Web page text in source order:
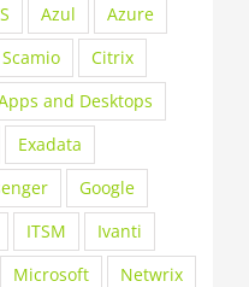
Azul
Azure
Citrix
and Desktops
Exadata
Google
ITSM
Ivanti
Microsoft
Netwrix